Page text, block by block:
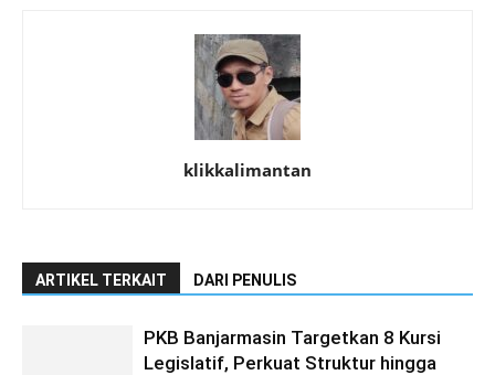
klikkalimantan
ARTIKEL TERKAIT DARI PENULIS
PKB Banjarmasin Targetkan 8 Kursi
Legislatif, Perkuat Struktur hingga